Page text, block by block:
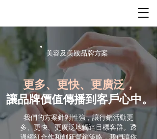
美容及美妝品牌方案
更多、更快、更廣泛，
讓品牌價值傳播到客戶心中。
我們的方案針對性強，讓行銷活動更
多、更快、更廣泛地觸達目標客群。透
過網紅合作和創新營銷策略，我們讓你